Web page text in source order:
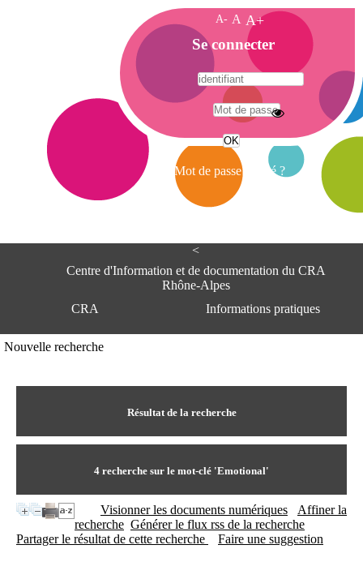
<
Centre d'Information et de documentation du CRA
Rhône-Alpes
CRA
Informations pratiques
Centre Hospitalier le Vinatier
Horaires
9h00-12h00 13h30-16h00
+33(0)4 37 91 54 65
Fax:+33(0)4 37 91 54 37
Mail
Nouvelle recherche
Résultat de la recherche
4 recherche sur le mot-clé 'Emotional'
Visionner les documents numériques
Affiner la
recherche Générer le flux rss de la recherche
Partager le résultat de cette recherche
Faire une suggestion
A- A A+
A
c
c
e
i
Se connecter
Mot de passe oublié ?
A
e
e
n
o
m
t
n
t